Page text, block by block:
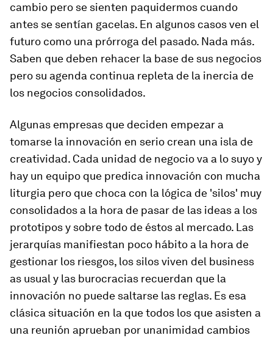
cambio pero se sienten paquidermos cuando
antes se sentían gacelas. En algunos casos ven el
futuro como una prórroga del pasado. Nada más.
Saben que deben rehacer la base de sus negocios
pero su agenda continua repleta de la inercia de
los negocios consolidados.
Algunas empresas que deciden empezar a
tomarse la innovación en serio crean una isla de
creatividad. Cada unidad de negocio va a lo suyo y
hay un equipo que predica innovación con mucha
liturgia pero que choca con la lógica de 'silos' muy
consolidados a la hora de pasar de las ideas a los
prototipos y sobre todo de éstos al mercado. Las
jerarquías manifiestan poco hábito a la hora de
gestionar los riesgos, los silos viven del business
as usual y las burocracias recuerdan que la
innovación no puede saltarse las reglas. Es esa
clásica situación en la que todos los que asisten a
una reunión aprueban por unanimidad cambios